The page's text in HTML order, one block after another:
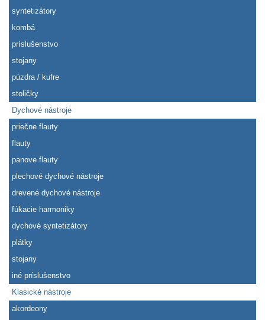
syntetizátory
kombá
príslušenstvo
stojany
púzdra / kufre
stoličky
Dychové nástroje
priečne flauty
flauty
panove flauty
plechové dychové nástroje
drevené dychové nástroje
fúkacie harmoniky
dychové syntetizátory
plátky
stojany
iné príslušenstvo
Klasické nástroje
akordeony